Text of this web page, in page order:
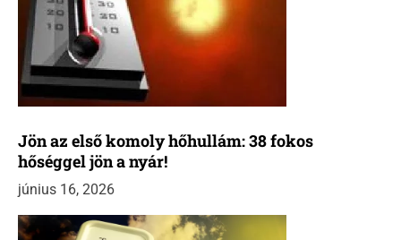
Jön az első komoly hőhullám: 38 fokos
hőséggel jön a nyár!
június 16, 2026